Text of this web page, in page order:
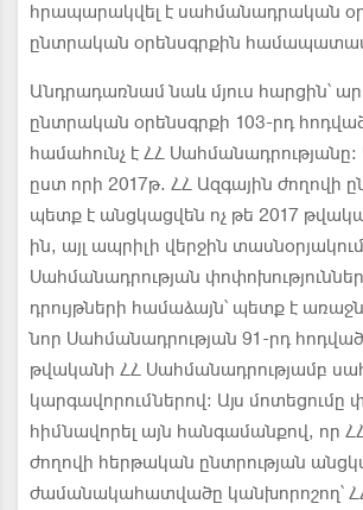
հրապարակվել է սահմանադրական
ընտրական օրենսգրքին
Անդրադառնամ նաև մյուս հարցին՝
ընտրական օրենսգրքի 103-րդ
համահունչ է ՀՀ
ըստ որի 2017թ. ՀՀ Ազգային ժողովի
պետք է անցկացվեն ոչ թե 2017
ին, այլ ապրիլի վերջին
Սահմանադրության
դրույթների համաձայն՝ պետք է
նոր Սահմանադրության 91-րդ
թվականի ՀՀ Սահմանադրությամբ
կարգավորումներով: Այս մոտեցումը
հիմնավորել այն հանգամանքով, որ
ժողովի հերթական ընտրության
ժամանակահատվածը կանխորոշող՝